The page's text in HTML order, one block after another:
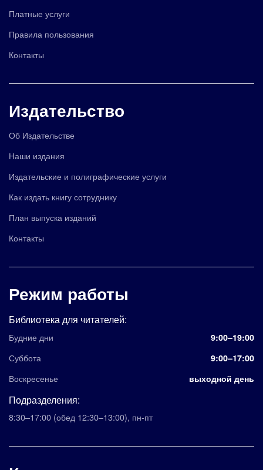
Платные услуги
Правила пользования
Контакты
Издательство
Об Издательстве
Наши издания
Издательские и полиграфические услуги
Как издать книгу сотруднику
План выпуска изданий
Контакты
Режим работы
Библиотека для читателей:
Будние дни 9:00–19:00
Суббота 9:00–17:00
Воскресенье выходной день
Подразделения:
8:30–17:00 (обед 12:30–13:00), пн-пт